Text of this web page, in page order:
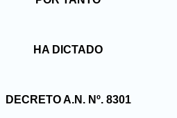
HA DICTADO
DECRETO A.N. Nº. 8301